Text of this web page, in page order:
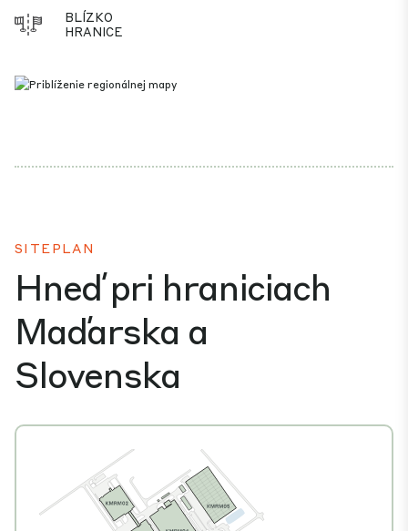
BLÍZKO
HRANICE
SITEPLAN
Hneď pri hraniciach
Maďarska a
Slovenska